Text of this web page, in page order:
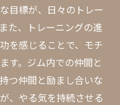
目標が、日々のトレー
た、トレーニングの進
を感じることで、モチ
す。ジム内での仲間と
つ仲間と励まし合いな
、やる気を持続させる